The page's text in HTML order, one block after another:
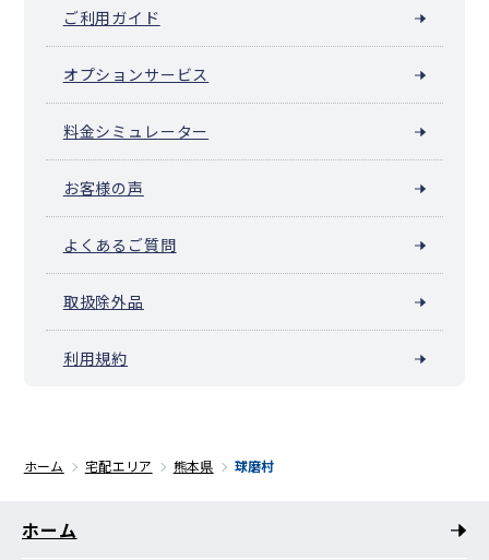
ご利用ガイド
オプションサービス
料金シミュレーター
お客様の声
よくあるご質問
取扱除外品
利用規約
ホーム 宅配エリア 熊本県 球磨村
ホーム